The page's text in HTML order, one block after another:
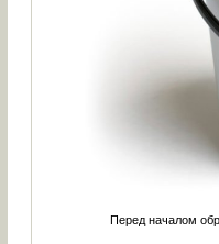
Перед началом